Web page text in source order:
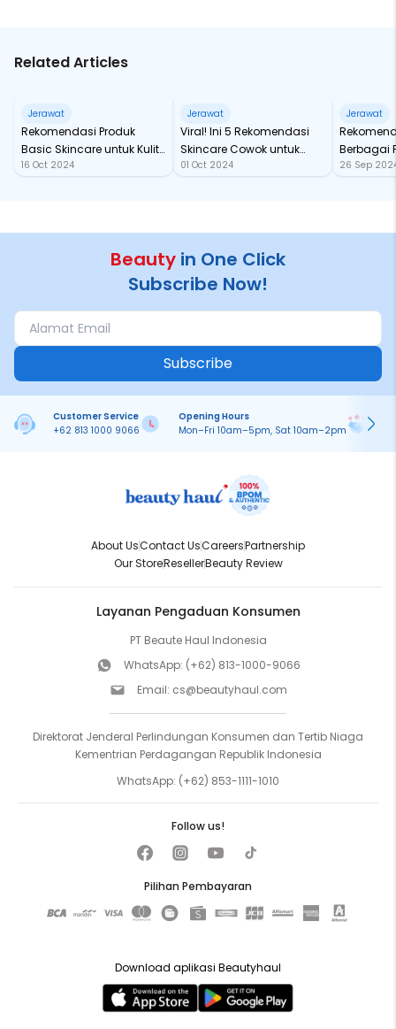
Related Articles
Jerawat
Rekomendasi Produk
Basic Skincare untuk Kulit
Berjerawat
16 Oct 2024
Jerawat
Viral! Ini 5 Rekomendasi
Skincare Cowok untuk
Atasi Jerawat
01 Oct 2024
Jerawat
Berbagai
Kulit,
26 Sep
Beauty in One Click
Subscribe Now!
Subscribe
Customer Service
+62 813 1000 9066
Opening Hours
Mon–Fri 10am–5pm, Sat 10am–2pm
About UsContact UsCareersPartnership
Our StoreResellerBeauty Review
Layanan Pengaduan Konsumen
PT Beaute Haul Indonesia
WhatsApp: (+62) 813-1000-9066
Email: cs@beautyhaul.com
Direktorat Jenderal Perlindungan Konsumen dan Tertib Niaga
Kementrian Perdagangan Republik Indonesia
WhatsApp: (+62) 853-1111-1010
Pilihan Pembayaran
Follow us!
Download aplikasi Beautyhaul